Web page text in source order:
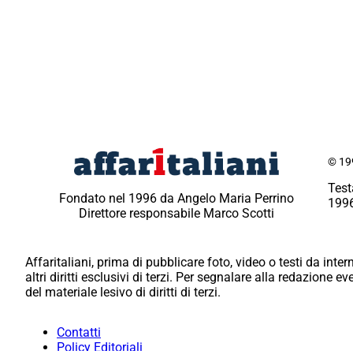
Fondato nel 1996 da Angelo Maria Perrino
Direttore responsabile Marco Scotti
©
Affaritaliani, prima di pubblicare foto, video o testi da
altri diritti esclusivi di terzi. Per segnalare alla redazione
del materiale lesivo di diritti di terzi.
Contatti
Policy Editoriali